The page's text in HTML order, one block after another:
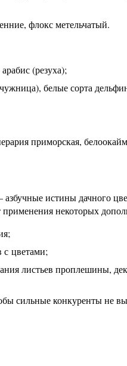
флокс метельчатый.
(резуха);
белые сорта
приморская,
истины дачного
некоторых
с цветами;
листьев проплешины,
сильные конкуренты не